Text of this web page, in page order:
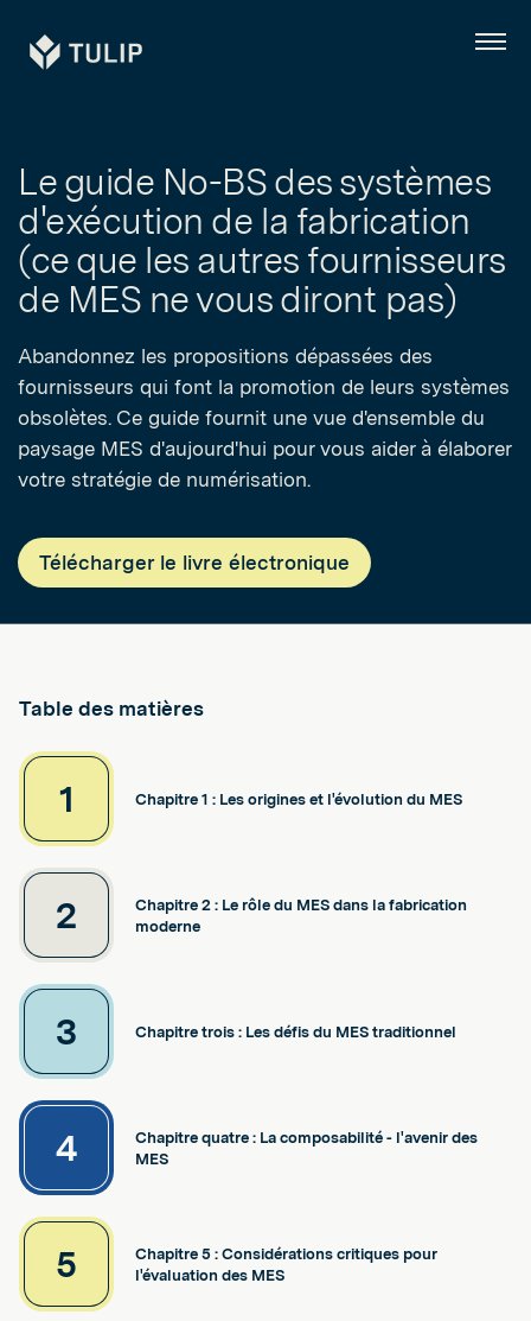
Tulip Menu
Le guide No-BS des systèmes
d'exécution de la fabrication
(ce que les autres fournisseurs
de MES ne vous diront pas)
Abandonnez les propositions dépassées des
fournisseurs qui font la promotion de leurs systèmes
obsolètes. Ce guide fournit une vue d'ensemble du
paysage MES d'aujourd'hui pour vous aider à élaborer
votre stratégie de numérisation.
Télécharger le livre électronique
Table des matières
1 Chapitre 1 : Les origines et l'évolution du MES
2
Chapitre 2 : Le rôle du MES dans la fabrication
moderne
3 Chapitre trois : Les défis du MES traditionnel
4
Chapitre quatre : La composabilité - l'avenir des
MES
5
Chapitre 5 : Considérations critiques pour
l'évaluation des MES